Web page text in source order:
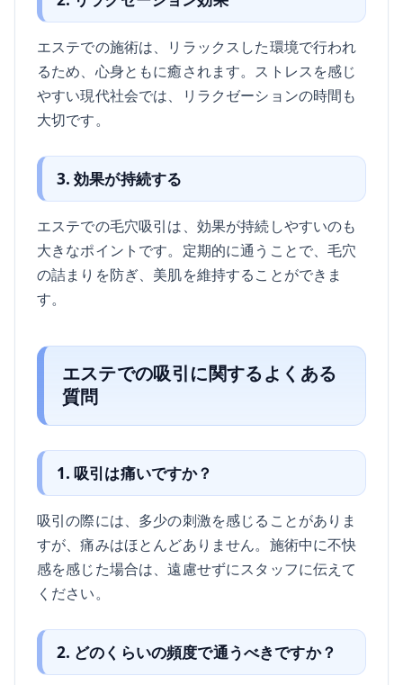
エステでの施術は、リラックスした環境で行われ
るため、心身ともに癒されます。ストレスを感じ
やすい現代社会では、リラクゼーションの時間も
大切です。
3. 効果が持続する
エステでの毛穴吸引は、効果が持続しやすいのも
大きなポイントです。定期的に通うことで、毛穴
の詰まりを防ぎ、美肌を維持することができま
す。
エステでの吸引に関するよくある
質問
1. 吸引は痛いですか？
吸引の際には、多少の刺激を感じることがありま
すが、痛みはほとんどありません。施術中に不快
感を感じた場合は、遠慮せずにスタッフに伝えて
ください。
2. どのくらいの頻度で通うべきですか？